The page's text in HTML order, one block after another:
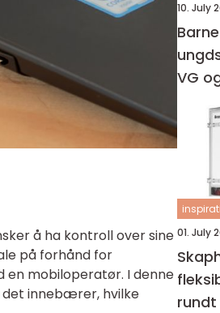
å ha kontroll over sine
på forhånd for
en mobiloperatør. I denne
innebærer, hvilke
10. July
VG
01. July
rundt